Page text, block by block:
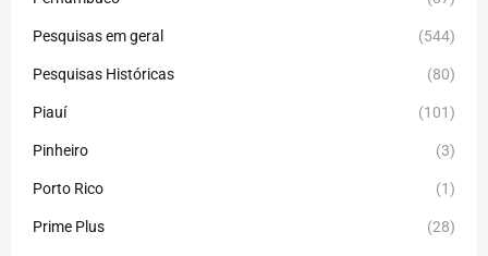
Pesquisas em geral (544)
Pesquisas Históricas (80)
Piauí (101)
Pinheiro (3)
Porto Rico (1)
Prime Plus (28)